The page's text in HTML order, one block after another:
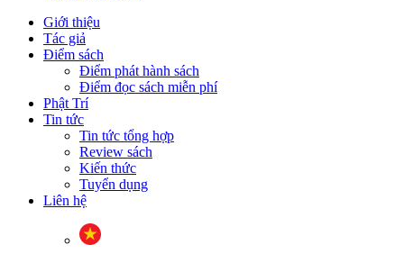
Giới thiệu
Tác giả
Điểm sách
Điểm phát hành sách
Điểm đọc sách miễn phí
Phật Trí
Tin tức
Tin tức tổng hợp
Review sách
Kiến thức
Tuyển dụng
Liên hệ